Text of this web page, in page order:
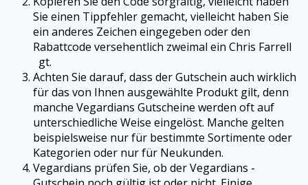
Sie einen Tippfehler gemacht, vielleicht haben Sie
ein anderes Zeichen eingegeben oder den
Rabattcode versehentlich zweimal ein Chris Farrell
gt.
Achten Sie darauf, dass der Gutschein auch wirklich
für das von Ihnen ausgewählte Produkt gilt, denn
manche Vegardians Gutscheine werden oft auf
unterschiedliche Weise eingelöst. Manche gelten
beispielsweise nur für bestimmte Sortimente oder
Kategorien oder nur für Neukunden.
Vegardians prüfen Sie, ob derVegardians -